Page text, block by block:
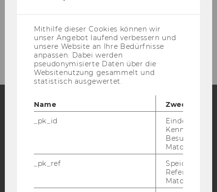
Association for Language Awareness
Blog
YouTube NewsletterBluesky
Mithilfe dieser Cookies können wir
unser Angebot laufend verbessern und
unsere Website an Ihre Bedürfnisse
anpassen. Dabei werden
pseudonymisierte Daten über die
Websitenutzung gesammelt und
statistisch ausgewertet.
Name
Zweck
_pk_id
Eindeutige
Besuchers
Matomo.
_pk_ref
Speicherung
Referrers
Matomo.